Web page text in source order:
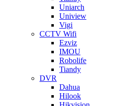
Uniarch
Uniview
Vigi
CCTV Wifi
Ezviz
IMOU
Robolife
Tiandy
DVR
Dahua
Hilook